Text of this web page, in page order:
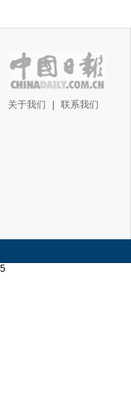
关于我们 联系我们
5